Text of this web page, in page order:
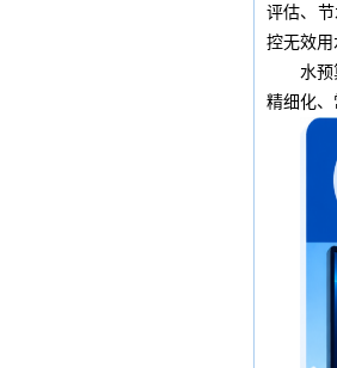
评估、
控无效用
水
精细化、